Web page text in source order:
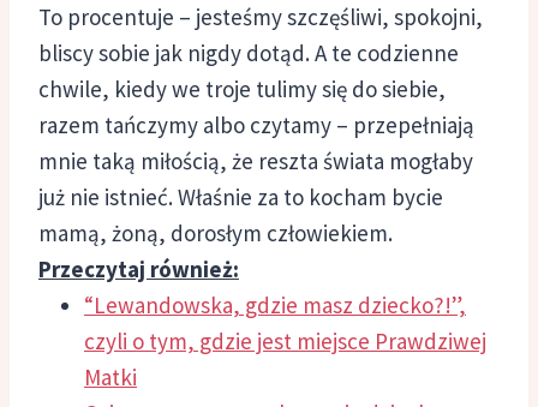
To procentuje – jesteśmy szczęśliwi, spokojni,
bliscy sobie jak nigdy dotąd. A te codzienne
chwile, kiedy we troje tulimy się do siebie,
razem tańczymy albo czytamy – przepełniają
mnie taką miłością, że reszta świata mogłaby
już nie istnieć. Właśnie za to kocham bycie
mamą, żoną, dorosłym człowiekiem.
Przeczytaj również:
“Lewandowska, gdzie masz dziecko?!”,
czyli o tym, gdzie jest miejsce Prawdziwej
Matki